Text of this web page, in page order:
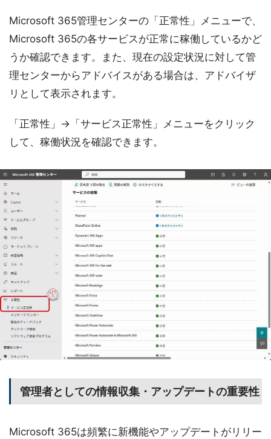
Microsoft 365管理センターの「正常性」メニューで、
Microsoft 365の各サービスが正常に稼働しているかど
うか確認できます。また、現在の設定状況に対して管
理センターからアドバイスがある場合は、アドバイザ
リとして表示されます。
「正常性」→「サービス正常性」メニューをクリック
して、稼働状況を確認できます。
管理者としての情報収集・アップデートの重要性
Microsoft 365は頻繁に新機能やアップデートがリリー